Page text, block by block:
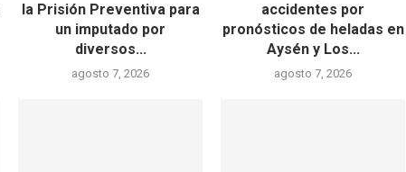
la Prisión Preventiva para
un imputado por
diversos...
agosto 7, 2026
accidentes por
pronósticos de heladas en
Aysén y Los...
agosto 7, 2026